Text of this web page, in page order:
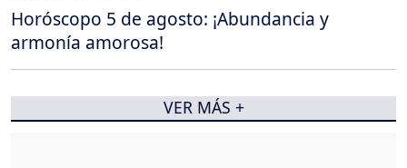
Horóscopo 5 de agosto: ¡Abundancia y
armonía amorosa!
VER MÁS +